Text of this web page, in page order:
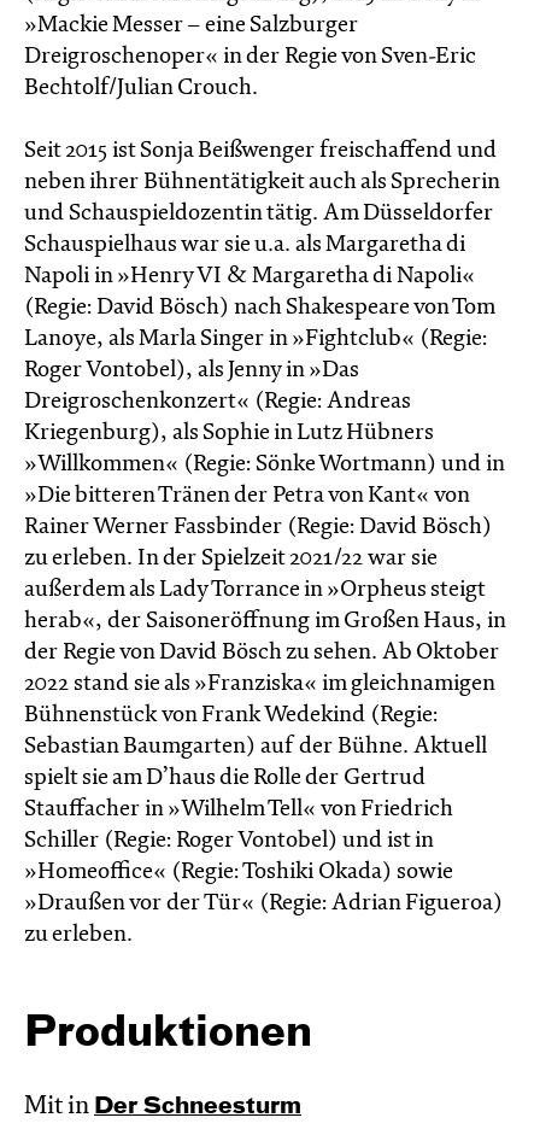
»Mackie Messer – eine Salzburger
Dreigroschenoper« in der Regie von Sven-Eric
Bechtolf/Julian Crouch.
Seit 2015 ist Sonja Beißwenger freischaffend und
neben ihrer Bühnentätigkeit auch als Sprecherin
und Schauspieldozentin tätig. Am Düsseldorfer
Schauspielhaus war sie u.a. als Margaretha di
Napoli in »Henry VI & Margaretha di Napoli«
(Regie: David Bösch) nach Shakespeare von Tom
Lanoye, als Marla Singer in »Fightclub« (Regie:
Roger Vontobel), als Jenny in »Das
Dreigroschenkonzert« (Regie: Andreas
Kriegenburg), als Sophie in Lutz Hübners
»Willkommen« (Regie: Sönke Wortmann) und in
»Die bitteren Tränen der Petra von Kant« von
Rainer Werner Fassbinder (Regie: David Bösch)
zu erleben. In der Spielzeit 2021/22 war sie
außerdem als Lady Torrance in »Orpheus steigt
herab«, der Saisoneröffnung im Großen Haus, in
der Regie von David Bösch zu sehen. Ab Oktober
2022 stand sie als »Franziska« im gleichnamigen
Bühnenstück von Frank Wedekind (Regie:
Sebastian Baumgarten) auf der Bühne. Aktuell
spielt sie am D’haus die Rolle der Gertrud
Stauffacher in »Wilhelm Tell« von Friedrich
Schiller (Regie: Roger Vontobel) und ist in
»Homeoffice« (Regie: Toshiki Okada) sowie
»Draußen vor der Tür« (Regie: Adrian Figueroa)
zu erleben.
Produktionen
Mit in Der Schnee­sturm